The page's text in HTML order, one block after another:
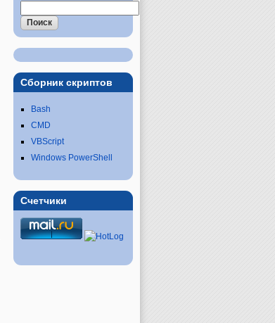
Сборник скриптов
Bash
CMD
VBScript
Windows PowerShell
Счетчики